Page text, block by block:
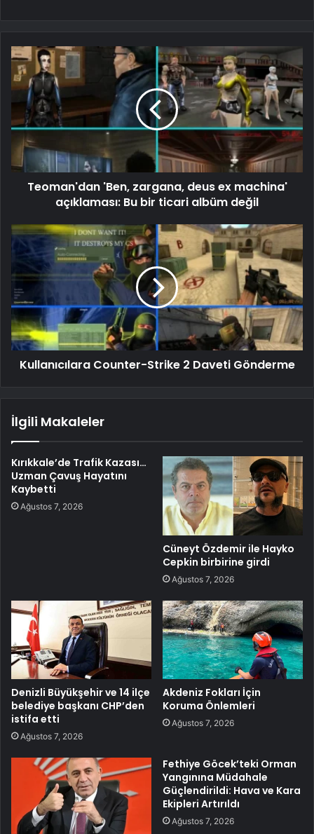
Teoman'dan 'Ben, zargana, deus ex machina'
açıklaması: Bu bir ticari albüm değil
Kullanıcılara Counter-Strike 2 Daveti Gönderme
İlgili Makaleler
Kırıkkale’de Trafik Kazası…
Uzman Çavuş Hayatını
Kaybetti
Ağustos 7, 2026
Cüneyt Özdemir ile Hayko
Cepkin birbirine girdi
Ağustos 7, 2026
Denizli Büyükşehir ve 14 ilçe
belediye başkanı CHP’den
istifa etti
Ağustos 7, 2026
Akdeniz Fokları İçin
Koruma Önlemleri
Ağustos 7, 2026
Fethiye Göcek’teki Orman
Yangınına Müdahale
Güçlendirildi: Hava ve Kara
Ekipleri Artırıldı
Ağustos 7, 2026